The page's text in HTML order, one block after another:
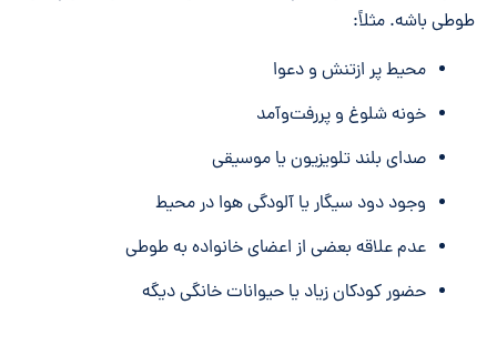
طوطی باشه. مثلاً:
محیط پر ازتنش و دعوا
خونه شلوغ و پررفت‌وآمد
صدای بلند تلویزیون یا موسیقی
وجود دود سیگار یا آلودگی هوا در محیط
عدم علاقه بعضی از اعضای خانواده به طوطی
حضور کودکان زیاد یا حیوانات خانگی دیگه